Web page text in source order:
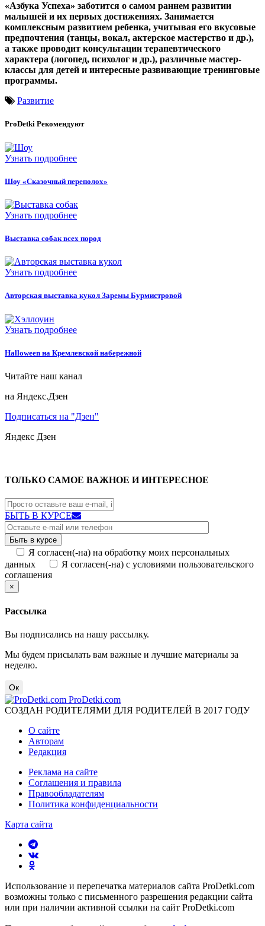
«Азбука Успеха» заботится о самом раннем развитии
малышей и их первых достижениях. Занимается
комплексным развитием ребенка, учитывая его вкусовые
предпочтения (танцы, вокал, актерское мастерство и др.),
а также проводит консультации терапевтического
характера (логопед, психолог и др.), различные мастер-
классы для детей и интересные развивающие тренинговые
программы.
Развитие
ProDetki Рекомендуют
Узнать подробнее
Шоу «Сказочный переполох»
Узнать подробнее
Выставка собак всех пород
Узнать подробнее
Авторская выставка кукол Заремы Бурмистровой
Узнать подробнее
Halloween на Кремлевской набережной
Читайте наш канал
на Яндекс.Дзен
Подписаться на "Дзен"
Яндекс Дзен
ТОЛЬКО САМОЕ ВАЖНОЕ И ИНТЕРЕСНОЕ
БЫТЬ В КУРСЕ
Я согласен(-на) на обработку моих персональных
данных
Я согласен(-на) с условиями пользовательского
соглашения
×
Рассылка
Вы подписались на нашу рассылку.
Мы будем присылать вам важные и лучшие материалы за
неделю.
Ок
ProDetki.com
СОЗДАН РОДИТЕЛЯМИ ДЛЯ РОДИТЕЛЕЙ В 2017 ГОДУ
О сайте
Авторам
Редакция
Реклама на сайте
Соглашения и правила
Правообладателям
Политика конфиденциальности
Карта сайта
Использование и перепечатка материалов сайта ProDetki.com
возможны только с письменного разрешения редакции сайта
или при наличии активной ссылки на сайт ProDetki.com